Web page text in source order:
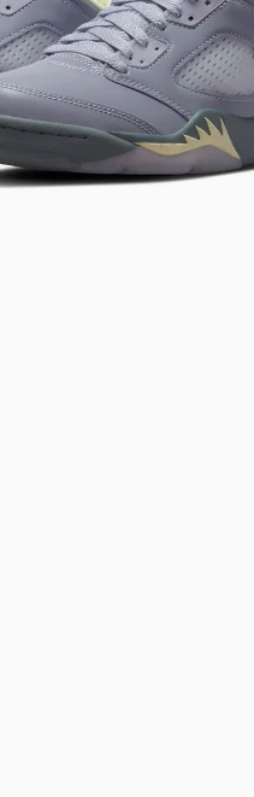
compra, insira seu CEP
para sua região